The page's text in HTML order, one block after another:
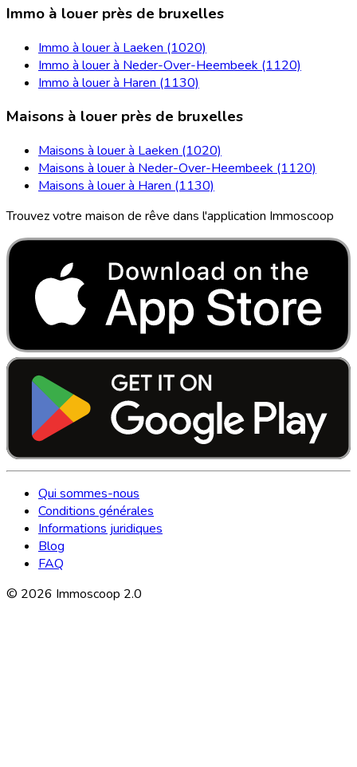
Immo à louer près de bruxelles
Immo à louer à Laeken (1020)
Immo à louer à Neder-Over-Heembeek (1120)
Immo à louer à Haren (1130)
Maisons à louer près de bruxelles
Maisons à louer à Laeken (1020)
Maisons à louer à Neder-Over-Heembeek (1120)
Maisons à louer à Haren (1130)
Trouvez votre maison de rêve dans l'application Immoscoop
Qui sommes-nous
Conditions générales
Informations juridiques
Blog
FAQ
© 2026 Immoscoop 2.0